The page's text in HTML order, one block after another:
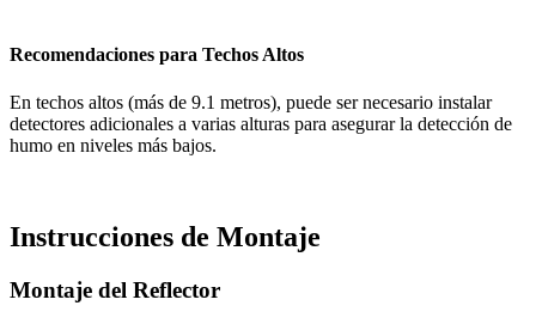
Recomendaciones para Techos Altos
En techos altos (más de 9.1 metros), puede ser necesario instalar
detectores adicionales a varias alturas para asegurar la detección de
humo en niveles más bajos.
Instrucciones de Montaje
Montaje del Reflector